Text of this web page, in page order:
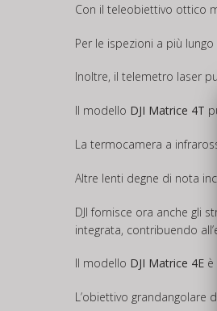
Con il teleobiettivo ottico
Per le ispezioni a più
Inoltre, il telemetro laser
Il modello DJI Matrice 4T
La termocamera a
Altre lenti degne di nota
DJI fornisce ora anche gli
integrata, contribuendo
Il modello DJI Matrice 4E è
L’obiettivo grandangolare